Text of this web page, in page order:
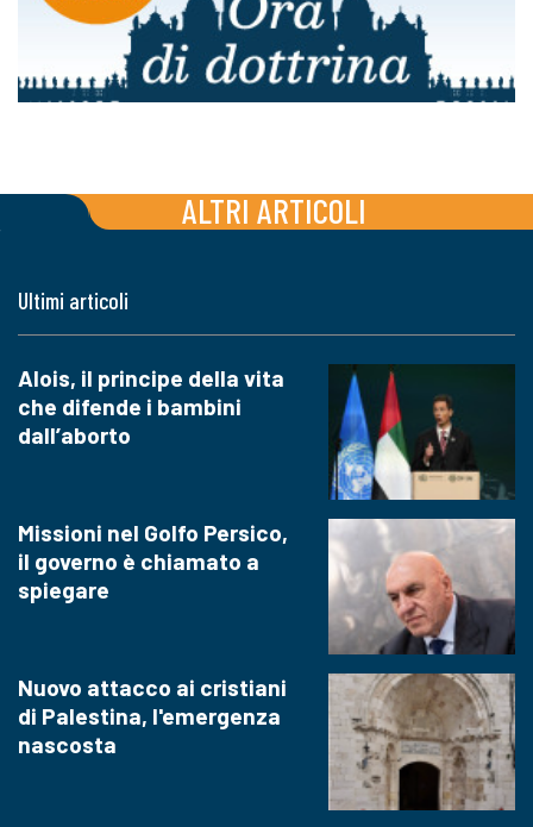
ALTRI ARTICOLI
Ultimi articoli
Alois, il principe della vita
che difende i bambini
dall’aborto
Missioni nel Golfo Persico,
il governo è chiamato a
spiegare
Nuovo attacco ai cristiani
di Palestina, l'emergenza
nascosta